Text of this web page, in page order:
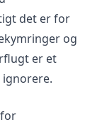
det er for
og
er et
ignorere.